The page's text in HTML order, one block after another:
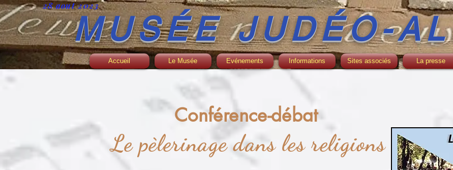
Accueil Le Musée Evénements Informations Sites associés La presse
MUSÉE JUDÉO-
28 aout 2023
Conférence-débat
Le pèlerinage dans les religions